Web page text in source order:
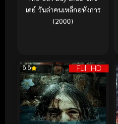
เดย์ วันล่าคนเหล็กอหังการ
(2000)
Full HD
6.6